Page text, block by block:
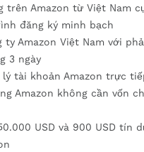
trên Amazon từ Việt Nam
đăng ký minh bạch
ty Amazon Việt Nam với
3 ngày
lý tài khoản Amazon trực
Amazon không cần vốn
USD và 900 USD tín